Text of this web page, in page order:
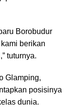
Borobudur
berikan
tuturnya.
Glamping,
posisinya
dunia.